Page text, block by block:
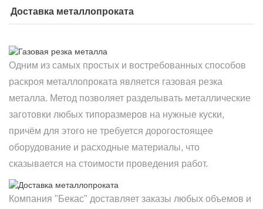
Доставка металлопроката
Одним из самых простых и востребованных способов
раскроя металлопроката является газовая резка
металла. Метод позволяет разделывать металлические
заготовки любых типоразмеров на нужные куски,
причём для этого не требуется дорогостоящее
оборудование и расходные материалы, что
сказывается на стоимости проведения работ.
Компания "Бекас" доставляет заказы любых объемов и